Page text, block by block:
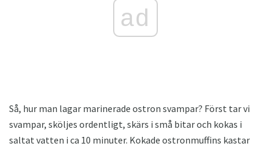
ad
Så, hur man lagar marinerade ostron svampar? Först tar vi
svampar, sköljes ordentligt, skärs i små bitar och kokas i
saltat vatten i ca 10 minuter. Kokade ostronmuffins kastar